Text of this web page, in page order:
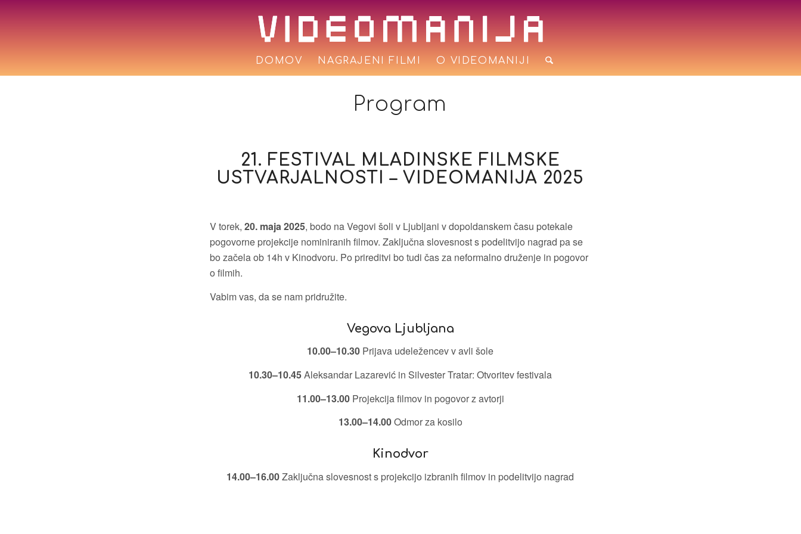
DOMOV NAGRAJENI FILMI O VIDEOMANIJI
Program
21. FESTIVAL MLADINSKE FILMSKE
USTVARJALNOSTI – VIDEOMANIJA 2025
V torek,20. maja 2025, bodo na Vegovi šoli v Ljubljani v dopoldanskem času potekale
pogovorne projekcije nominiranih filmov. Zaključna slovesnost s podelitvijo nagrad pa se
bo začela ob 14h v Kinodvoru. Po prireditvi bo tudi čas za neformalno druženje in pogovor
o filmih.
Vabim vas, da se nam pridružite.
Vegova Ljubljana
10.00–10.30 Prijava udeležencev v avli šole
10.30–10.45Aleksandar Lazarević in Silvester Tratar: Otvoritev festivala
11.00–13.00Projekcija filmov in pogovor z avtorji
13.00–14.00Odmor za kosilo
Kinodvor
14.00–16.00Zaključna slovesnost s projekcijo izbranih filmov in podelitvijo nagrad